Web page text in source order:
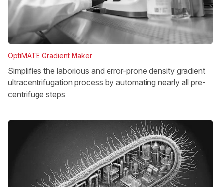
OptiMATE Gradient Maker
Simplifies the laborious and error-prone density gradient
ultracentrifugation process by automating nearly all pre-
centrifuge steps